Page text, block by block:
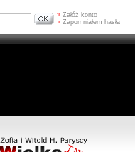
» Załóż konto
» Zapomniałem hasła